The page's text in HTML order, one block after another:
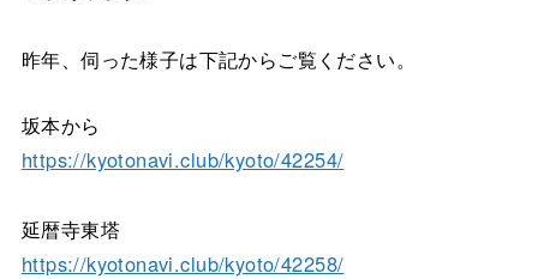
昨年、伺った様子は下記からご覧ください。
坂本から
https://kyotonavi.club/kyoto/42254/
延暦寺東塔
https://kyotonavi.club/kyoto/42258/